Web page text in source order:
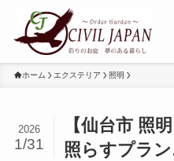
ホーム エクステリア 照明
【仙台市 照
照らすプラ
2026
1/31